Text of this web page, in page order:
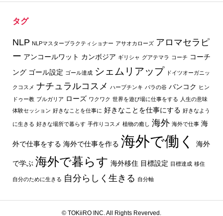
タグ
NLP NLPマスタープラクティショナー アサオカローズ アロマセラピ
ー アンコールワット カンボジア ギリシャ グアテマラ コーチ コーチ
ング ゴール設定 ゴール達成 シェムリアップ ドイツオーガニッ
クコスメ ナチュラルコスメ ハーブチンキ バラの谷 バンコク
ヒン
ドゥー教 ブルガリア ローズ ワクワク 世界を遊び場に仕事をする
人生の意味
体験セッション 好きなことを仕事に 好きなことを仕事にする 好きなよう
に生きる 好きな場所で暮らす 手作りコスメ 植物の癒し 海外 海外で仕事 海
外で仕事をする 海外で仕事を作る 海外で働く 海外
で学ぶ 海外で暮らす 海外移住 目標設定 目標達成 移住
自分のために生きる 自分らしく生きる 自分軸
© TOKiiRO INC. All Rights Reverved.